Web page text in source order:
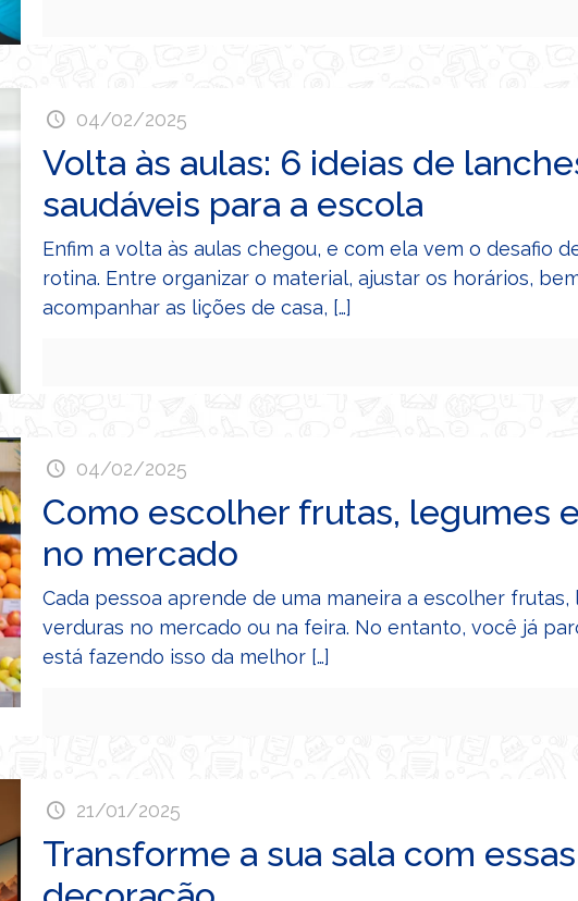
04/02/2025
Volta às aulas: 6 ideias de
saudáveis para a escola
Enfim a volta às aulas chegou, e com ela vem o desafio
rotina. Entre organizar o material, ajustar os horários,
acompanhar as lições de casa, […]
04/02/2025
Como escolher frutas, legumes
no mercado
Cada pessoa aprende de uma maneira a escolher frutas,
verduras no mercado ou na feira. No entanto, você já
está fazendo isso da melhor […]
21/01/2025
Transforme a sua sala com